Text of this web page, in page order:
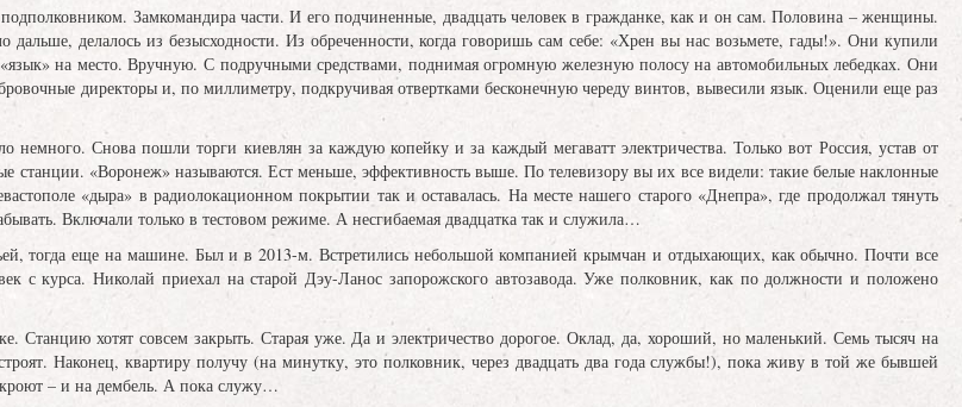
Замкомандира части. И его подчиненные, двадцать человек в гражданке, как и он сам. Половина – женщины.
дальше, делалось из безысходности. Из обреченности, когда говоришь сам себе: «Хрен вы нас возьмете, гады!». Они купили
на место. Вручную. С подручными средствами, поднимая огромную железную полосу на автомобильных лебедках. Они
директоры и, по миллиметру, подкручивая отвертками бесконечную череду винтов, вывесили язык. Оценили еще раз
Снова пошли торги киевлян за каждую копейку и за каждый мегаватт электричества. Только вот Россия, устав от
станции. «Воронеж» называются. Ест меньше, эффективность выше. По телевизору вы их все видели: такие белые наклонные
«дыра» в радиолокационном покрытии так и оставалась. На месте нашего старого «Днепра», где продолжал тянуть
Включали только в тестовом режиме. А несгибаемая двадцатка так и служила…
тогда еще на машине. Был и в 2013-м. Встретились небольшой компанией крымчан и отдыхающих, как обычно. Почти все
с курса. Николай приехал на старой Дэу-Ланос запорожского автозавода. Уже полковник, как по должности и положено
Станцию хотят совсем закрыть. Старая уже. Да и электричество дорогое. Оклад, да, хороший, но маленький. Семь тысяч на
Наконец, квартиру получу (на минутку, это полковник, через двадцать два года службы!), пока живу в той же бывшей
– и на дембель. А пока служу…